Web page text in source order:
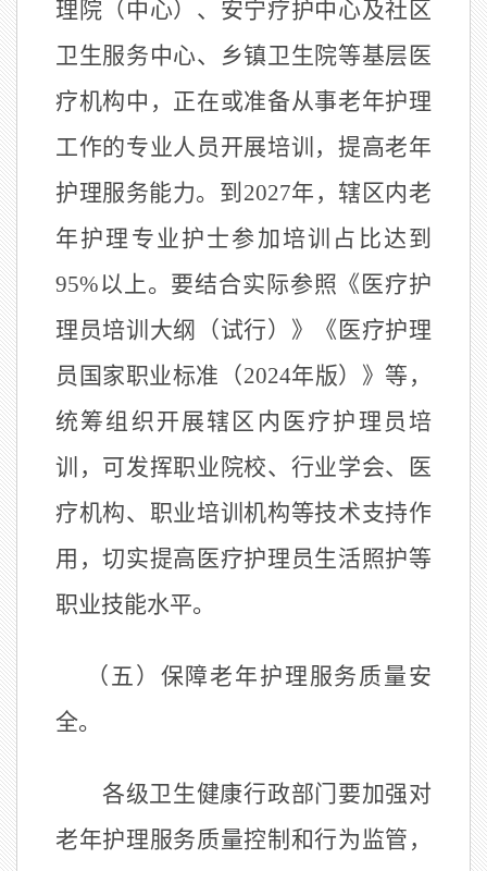
理院（中心）、安宁疗护中心及社区
卫生服务中心、乡镇卫生院等基层医
疗机构中，正在或准备从事老年护理
工作的专业人员开展培训，提高老年
护理服务能力。到 2027年，辖区内老
年护理专业护士参加培训占比达到
95%以上。要结合实际参照《医疗护
理员培训大纲（试行）》《医疗护理
员国家职业标准（2024年版）》等，
统筹组织开展辖区内医疗护理员培
训，可发挥职业院校、行业学会、医
疗机构、职业培训机构等技术支持作
用，切实提高医疗护理员生活照护等
职业技能水平。
（五）保障老年护理服务质量安
全。
各级卫生健康行政部门要加强对
老年护理服务质量控制和行为监管，